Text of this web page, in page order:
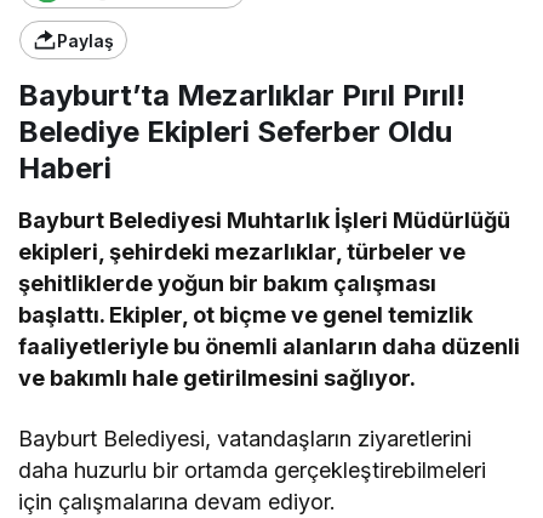
Paylaş
Bayburt’ta Mezarlıklar Pırıl Pırıl!
Belediye Ekipleri Seferber Oldu
Haberi
Bayburt Belediyesi Muhtarlık İşleri Müdürlüğü
ekipleri, şehirdeki mezarlıklar, türbeler ve
şehitliklerde yoğun bir bakım çalışması
başlattı. Ekipler, ot biçme ve genel temizlik
faaliyetleriyle bu önemli alanların daha düzenli
ve bakımlı hale getirilmesini sağlıyor.
Bayburt Belediyesi, vatandaşların ziyaretlerini
daha huzurlu bir ortamda gerçekleştirebilmeleri
için çalışmalarına devam ediyor.